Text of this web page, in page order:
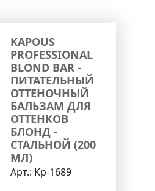
KAPOUS
PROFESSIONAL
BLOND BAR -
ПИТАТЕЛЬНЫЙ
ОТТЕНОЧНЫЙ
БАЛЬЗАМ ДЛЯ
ОТТЕНКОВ
БЛОНД -
СТАЛЬНОЙ (200
МЛ)
Арт.: Kp-1689